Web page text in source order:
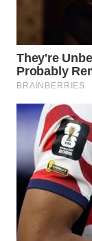
WN
CIANJUR
WN
KEPULAUAN
SERIBU
WN
TANGERANG
BINJAI